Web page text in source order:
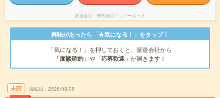
派遣会社 株式会社ニッソーネット
興味があったら「★気になる！」をタップ！
「気になる！」を押しておくと、派遣会社から
「面談確約」 や 「応募歓迎」 が届きます！
未読 掲載日 2026/08/08